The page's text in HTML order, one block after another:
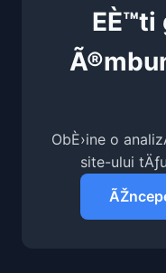
EÈ™ti
ObÈ›ine o
site-ului